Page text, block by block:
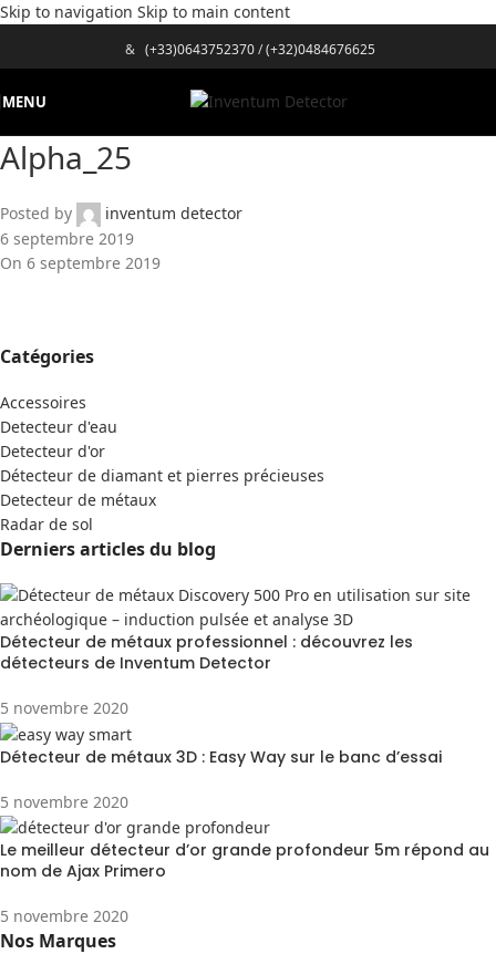
Skip to navigation Skip to main content
& (+33)0643752370/(+32)0484676625
MENU
Alpha_25
Posted by
inventum detector
6 septembre 2019
On 6 septembre 2019
Catégories
Accessoires
Detecteur d'eau
Detecteur d'or
Détecteur de diamant et pierres précieuses
Detecteur de métaux
Radar de sol
Derniers articles du blog
Détecteur de métaux professionnel : découvrez les
détecteurs de Inventum Detector
5 novembre 2020
Détecteur de métaux 3D : Easy Way sur le banc d’essai
5 novembre 2020
Le meilleur détecteur d’or grande profondeur 5m répond au
nom de Ajax Primero
5 novembre 2020
Nos Marques